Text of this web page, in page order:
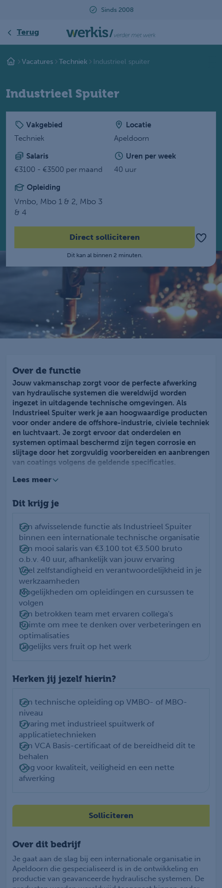
Terug
Vacatures Techniek Industrieel spuiter
Industrieel Spuiter
Vakgebied
Techniek
Locatie
Apeldoorn
Salaris
€3100 - €3500 per maand
Uren per week
40 uur
Opleiding
Vmbo, Mbo 1 & 2, Mbo 3
& 4
Direct solliciteren
Dit kan al binnen 2 minuten.
Over de functie
Jouw vakmanschap zorgt voor de perfecte afwerking
van hydraulische systemen die wereldwijd worden
ingezet in uitdagende technische omgevingen. Als
Industrieel Spuiter werk je aan hoogwaardige producten
voor onder andere de offshore-industrie, civiele techniek
en luchtvaart. Je zorgt ervoor dat onderdelen en
systemen optimaal beschermd zijn tegen corrosie en
slijtage door het zorgvuldig voorbereiden en aanbrengen
van coatings volgens de geldende specificaties.
In deze functie voer je zelfstandig spuitwerkzaamheden
conserveringsvoorschriften, registreert materiaalverbruik
Daarnaast beheer je jouw voorraad, houd je jouw
werkplek veilig en netjes en denk je actief mee over
verbeteringen binnen het proces. Je werkt zowel
zelfstandig als samen met collega's aan technische
projecten vanuit de vestiging in Apeldoorn.
Lees meer
Dit krijg je
Een afwisselende functie als Industrieel Spuiter
binnen een internationale technische organisatie
Een mooi salaris van €3.100 tot €3.500 bruto
o.b.v. 40 uur, afhankelijk van jouw ervaring
Veel zelfstandigheid en verantwoordelijkheid in je
werkzaamheden
Mogelijkheden om opleidingen en cursussen te
volgen
Een betrokken team met ervaren collega's
Ruimte om mee te denken over verbeteringen en
optimalisaties
Dagelijks vers fruit op het werk
Herken jij jezelf hierin?
Een technische opleiding op VMBO- of MBO-
niveau
Ervaring met industrieel spuitwerk of
applicatietechnieken
Een VCA Basis-certificaat of de bereidheid dit te
behalen
Oog voor kwaliteit, veiligheid en een nette
afwerking
Solliciteren
Over dit bedrijf
Je gaat aan de slag bij een internationale organisatie in
Apeldoorn die gespecialiseerd is in de ontwikkeling en
productie van geavanceerde hydraulische systemen. De